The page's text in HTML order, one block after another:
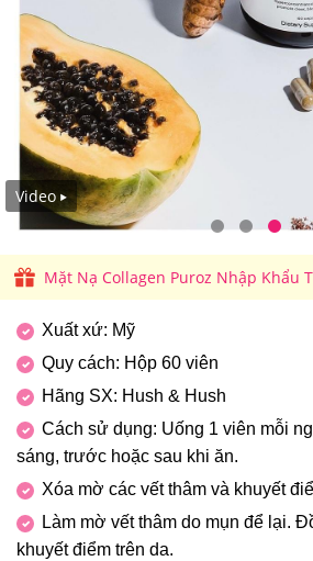
Video
Mặt Nạ Collagen Puroz Nhập Khẩu
Xuất xứ: Mỹ
Quy cách: Hộp 60 viên
Hãng SX: Hush & Hush
Cách sử dụng: Uống 1 viên mỗi
sáng, trước hoặc sau khi ăn.
Xóa mờ các vết thâm và khuyết
Làm mờ vết thâm do mụn để lại.
khuyết điểm trên da.